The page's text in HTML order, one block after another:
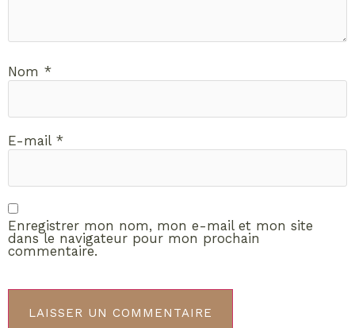
Nom *
E-mail *
Enregistrer mon nom, mon e-mail et mon site
dans le navigateur pour mon prochain
commentaire.